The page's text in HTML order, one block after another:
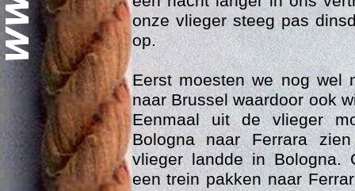
onze vlieger steeg pas
op.
Eerst moesten we nog wel
naar Brussel waardoor ook
Eenmaal uit de vlieger
Bologna naar Ferrara
vlieger landde in Bologna.
een trein pakken naar